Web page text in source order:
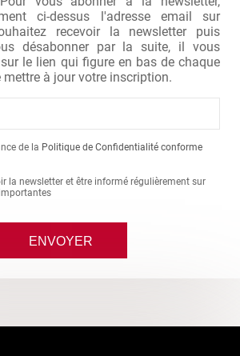
ci-dessus l'adresse email sur
recevoir la newsletter puis
désabonner par la suite, il vous
le lien qui figure en bas de chaque
mettre à jour votre inscription.
de la Politique de Confidentialité conforme
la newsletter et être informé régulièrement sur